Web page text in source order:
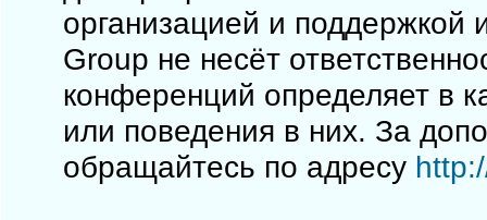
организацией и поддержкой
Group не несёт
конференций определяет в
или поведения в них. За
обращайтесь по адресу